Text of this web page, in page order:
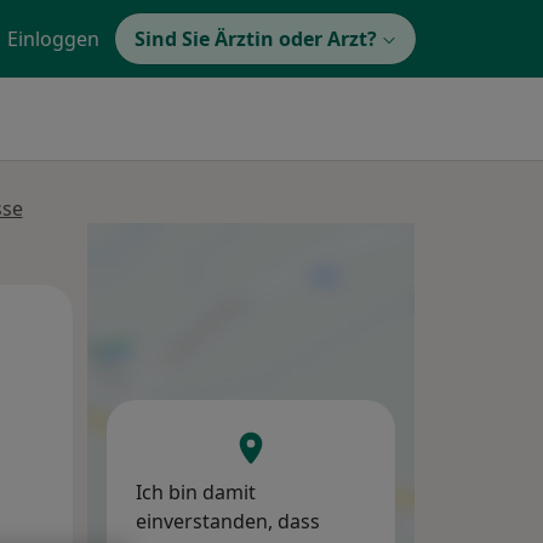
Einloggen Sind Sie Ärztin oder Arzt?
Ich bin damit
einverstanden, dass